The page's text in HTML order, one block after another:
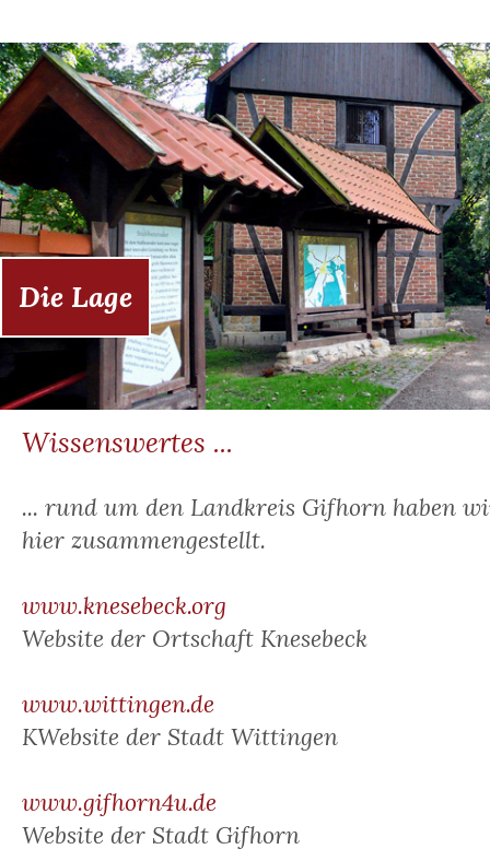
Die Lage
Wissenswertes ...
... rund um den Landkreis Gifhorn haben
hier zusammengestellt.
www.knesebeck.org
Website der Ortschaft Knesebeck
www.wittingen.de
KWebsite der Stadt Wittingen
www.gifhorn4u.de
Website der Stadt Gifhorn